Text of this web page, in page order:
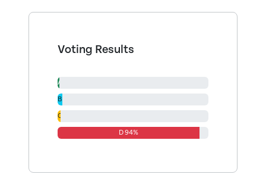
Voting Results
A 1%
B 3%
C 2%
D 94%